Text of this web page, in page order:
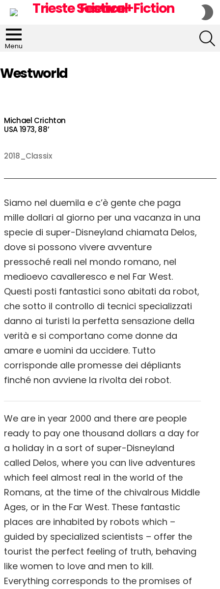
Menu
Westworld
Michael Crichton
USA 1973, 88’
2018_Classix
Siamo nel duemila e c’è gente che paga
mille dollari al giorno per una vacanza in una
specie di super-Disneyland chiamata Delos,
dove si possono vivere avventure
pressoché reali nel mondo romano, nel
medioevo cavalleresco e nel Far West.
Questi posti fantastici sono abitati da robot,
che sotto il controllo di tecnici specializzati
danno ai turisti la perfetta sensazione della
verità e si comportano come donne da
amare e uomini da uccidere. Tutto
corrisponde alle promesse dei dépliants
finché non avviene la rivolta dei robot.
We are in year 2000 and there are people
ready to pay one thousand dollars a day for
a holiday in a sort of super-Disneyland
called Delos, where you can live adventures
which feel almost real in the world of the
Romans, at the time of the chivalrous Middle
Ages, or in the Far West. These fantastic
places are inhabited by robots which –
guided by specialized scientists – offer the
tourist the perfect feeling of truth, behaving
like women to love and men to kill.
Everything corresponds to the promises of